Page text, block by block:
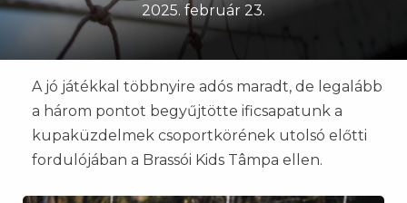
2025. február 23.
A jó játékkal többnyire adós maradt, de legalább
a három pontot begyűjtötte ificsapatunk a
kupaküzdelmek csoportkörének utolsó előtti
fordulójában a Brassói Kids Tâmpa ellen.